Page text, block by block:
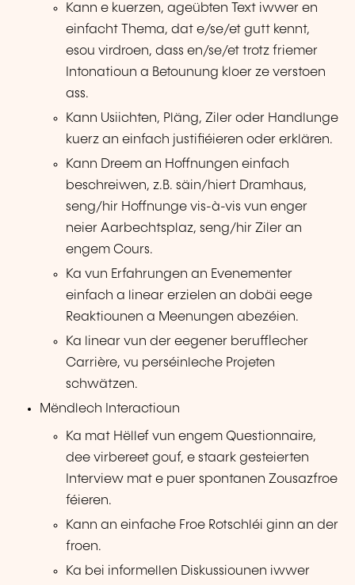
Kann e kuerzen, ageübten Text iwwer en
einfacht Thema, dat e/se/et gutt kennt,
esou virdroen, dass en/se/et trotz friemer
Intonatioun a Betounung kloer ze verstoen
ass.
Kann Usiichten, Pläng, Ziler oder Handlunge
kuerz an einfach justifiéieren oder erklären.
Kann Dreem an Hoffnungen einfach
beschreiwen, z.B. säin/hiert Dramhaus,
seng/hir Hoffnunge vis-à-vis vun enger
neier Aarbechtsplaz, seng/hir Ziler an
engem Cours.
Ka vun Erfahrungen an Evenementer
einfach a linear erzielen an dobäi eege
Reaktiounen a Meenungen abezéien.
Ka linear vun der eegener berufflecher
Carrière, vu perséinleche Projeten
schwätzen.
Mëndlech Interactioun
Ka mat Hëllef vun engem Questionnaire,
dee virbereet gouf, e staark gesteierten
Interview mat e puer spontanen Zousazfroe
féieren.
Kann an einfache Froe Rotschléi ginn an der
froen.
Ka bei informellen Diskussiounen iwwer